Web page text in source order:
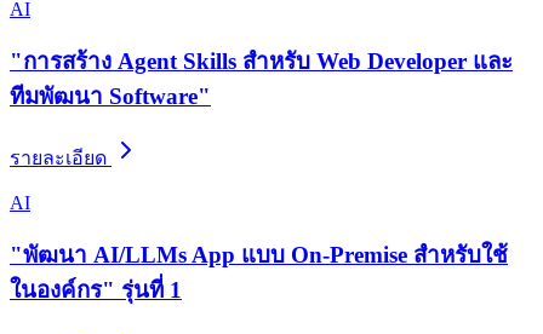
AI
"การสร้าง Agent Skills สำหรับ Web Developer และ
ทีมพัฒนา Software"
รายละเอียด
AI
"พัฒนา AI/LLMs App แบบ On-Premise สำหรับใช้
ในองค์กร" รุ่นที่ 1